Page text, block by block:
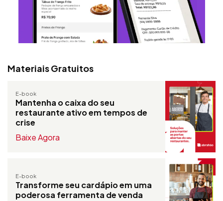
Materiais Gratuitos
E-book
Mantenha o caixa do seu
restaurante ativo em tempos de
crise
Baixe Agora
E-book
Transforme seu cardápio em uma
poderosa ferramenta de venda